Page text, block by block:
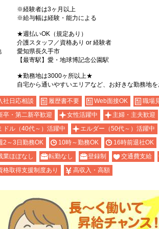
※経験者は3ヶ月以上
※給与幅は経験・能力による
★週払いOK（規定あり）
介護スタッフ／資格あり or 経験者
愛知県長久手市
【最寄駅】愛・地球博記念公園駅
★勤務地は3000ヶ所以上★
自宅から通いやすいエリアなど、お好きな勤務地を
社日応相談 履歴書不要 Web面接OK 職場
卒・第二新卒歓迎
女性活躍中 主婦・主夫歓迎
ドル（40代～）活躍中
エルダー（50代～）活躍中
2～3日勤務OK
10時～勤務OK 16時前退社OK
業ほぼなし
転勤なし 登録制 交通費支給
格取得支援制度あり
高収入・高額